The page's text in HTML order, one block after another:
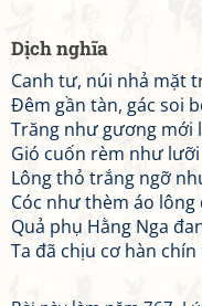
Dịch nghĩa
Canh tư, núi nhả mặt
Đêm gần tàn, gác soi
Trăng như gương mới
Gió cuốn rèm như
Lông thỏ trắng ngỡ
Cóc như thèm áo lông
Quả phụ Hằng Nga
Ta đã chịu cơ hàn